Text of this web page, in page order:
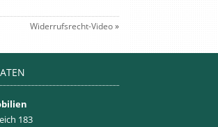
Widerrufsrecht-Video»
183